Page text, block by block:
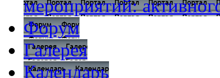
мероприятий:
Форум
Галерея
Календарь